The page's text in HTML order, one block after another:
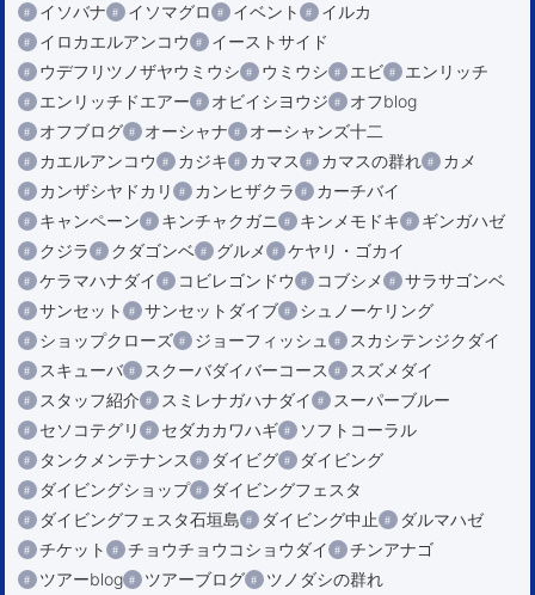
イソバナ
イソマグロ イベント
イルカ
イロカエルアンコウ
イーストサイド
ウデフリツノザヤウミウシ
ウミウシ エビ
エンリッチ
エンリッチドエアー
オビイシヨウジ
オフblog
オフブログ
オーシャナ
オーシャンズ十二
カエルアンコウ
カジキ カマス カマスの群れ
カメ
カンザシヤドカリ
カンヒザクラ
カーチバイ
キャンペーン
キンチャクガニ キンメモドキ
ギンガハゼ
クジラ
クダゴンベ グルメ
ケヤリ・ゴカイ
ケラマハナダイ
コビレゴンドウ コブシメ
サラサゴンベ
サンセット
サンセットダイブ
シュノーケリング
ショップクローズ
ジョーフィッシュ
スカシテンジクダイ
スキューバ
スクーバダイバーコース
スズメダイ
スタッフ紹介
スミレナガハナダイ
スーパーブルー
セソコテグリ
セダカカワハギ
ソフトコーラル
タンクメンテナンス
ダイビグ
ダイビング
ダイビングショップ
ダイビングフェスタ
ダイビングフェスタ石垣島
ダイビング中止
ダルマハゼ
チケット
チョウチョウコショウダイ
チンアナゴ
ツアーblog
ツアーブログ
ツノダシの群れ